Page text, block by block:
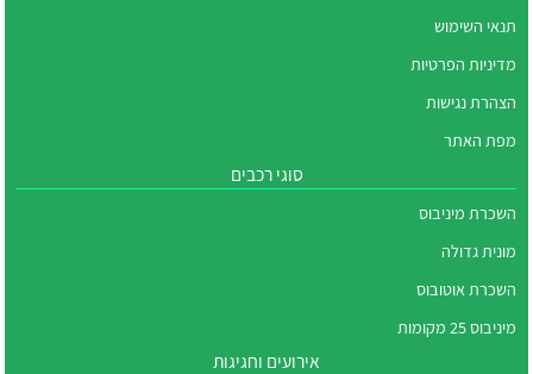
תנאי השימוש
מדיניות הפרטיות
הצהרת נגישות
מפת האתר
סוגי רכבים
השכרת מיניבוס
מונית גדולה
השכרת אוטובוס
מיניבוס 25 מקומות
אירועים וחגיגות